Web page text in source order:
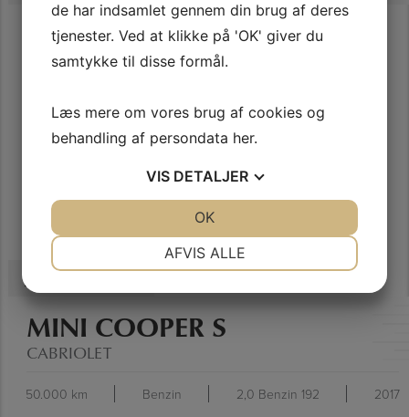
249.900 Kr.
MINI COOPER S
CABRIOLET
50.000 km Benzin 2,0 Benzin 192 2017
de har indsamlet gennem din brug af deres
tjenester. Ved at klikke på 'OK' giver du
samtykke til disse formål.
Læs mere om vores brug af cookies og
behandling af persondata her.
VIS DETALJER
AFVIS ALLE
OK